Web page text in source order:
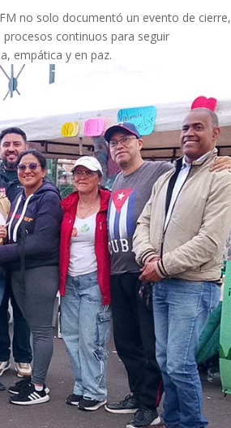
no solo documentó un evento de cierre,
procesos continuos para seguir
empática y en paz.